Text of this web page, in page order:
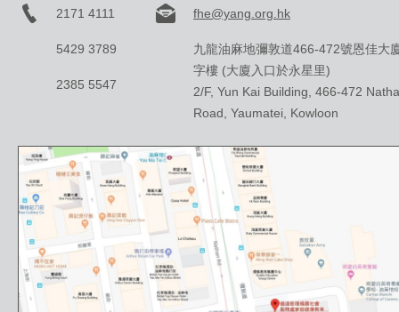
2171 4111 fhe@yang.org.hk
5429 3789
九龍油麻地彌敦道466-472號恩佳大
字樓 (大廈入口於永星里)
2/F, Yun Kai Building, 466-472
Road, Yaumatei, Kowloon
2385 5547